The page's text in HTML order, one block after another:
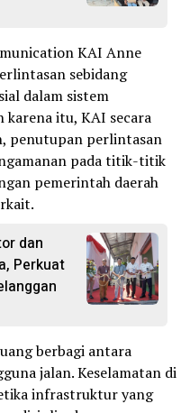
KAI Anne
sebidang
dalam sistem
karena itu, KAI secara
penutupan perlintasan
pada titik-titik
pemerintah daerah
dan
Perkuat
berbagi antara
jalan. Keselamatan di
infrastruktur yang